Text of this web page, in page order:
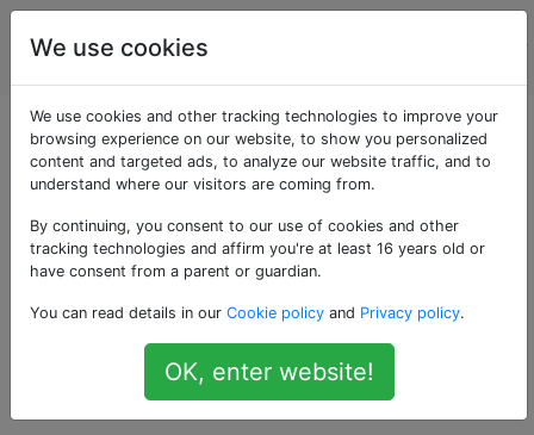
La
photographie
Questions marquées
«macro»
La macro photographie est un domaine spécialisé
également des «objectifs macro» qui sont conçus en
tenant compte de la macro photographie et des
alternatives à moindre coût telles que des filtres de
près et des tubes d'extension.
We use cookies
We use cookies and other tracking technologies to improve your
browsing experience on our website, to show you personalized
content and targeted ads, to analyze our website traffic, and to
understand where our visitors are coming from.
By continuing, you consent to our use of cookies and other
tracking technologies and affirm you're at least 16 years old or
have consent from a parent or guardian.
You can read details in our Cookie policy and Privacy policy.
OK, enter website!